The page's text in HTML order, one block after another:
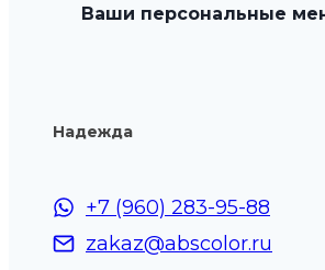
Ваши персональные
Надежда
+7 (960) 283-95-88
zakaz@abscolor.ru